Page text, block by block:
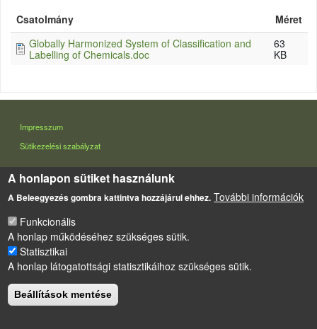
Csatolmány
Méret
Globally Harmonized System of Classification and
Labelling of Chemicals.doc
63
KB
LÁBLÉC
Impresszum
Sütikezelési szabályzat
Drupalalapú webhely
A honlapon sütiket használunk
A Beleegyezés gombra kattintva hozzájárul ehhez. További információk
Funkcionális
A honlap működéséhez szükséges sütik.
Statisztikai
A honlap látogatottsági statisztikáihoz szükséges sütik.
Beállítások mentése